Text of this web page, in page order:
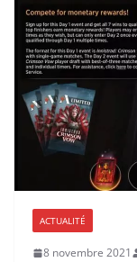
ACTUALITÉ
8 novembre 2021